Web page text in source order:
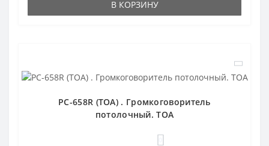
В КОРЗИНУ
PC-658R (TOA) . Громкоговоритель
потолочный. TOA